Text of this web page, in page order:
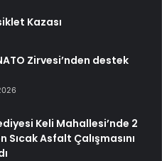
Kazası
Zirvesi’nden destek
Keli Mahallesi’nde 2
Sıcak Asfalt Çalışmasını